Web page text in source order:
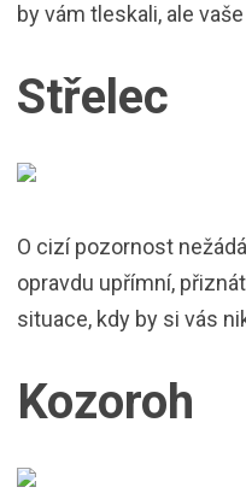
by vám tleskali, ale
Střelec
O cizí pozornost
opravdu upřímní,
situace, kdy by si vás
Kozoroh